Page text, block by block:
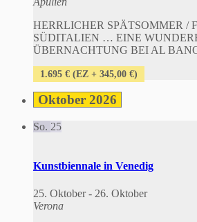
HERRLICHER SPÄTSOMMER /
SÜDITALIEN … EINE
ÜBERNACHTUNG BEI AL
1.695 € (EZ + 345,00 €)
Oktober 2026
So. 25
Kunstbiennale in Venedig
25. Oktober- 26. Oktober
Verona